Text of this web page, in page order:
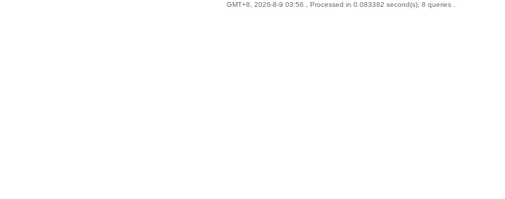
GMT+8, 2026-8-9 03:56 , Processed in 0.083382 second(s), 8 queries .